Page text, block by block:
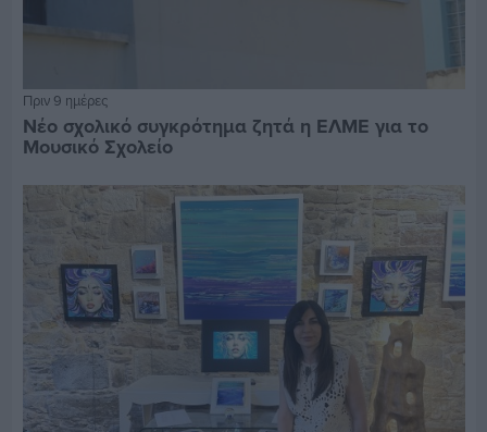
Πριν 9 ημέρες
Νέο σχολικό συγκρότημα ζητά η ΕΛΜΕ για το
Μουσικό Σχολείο